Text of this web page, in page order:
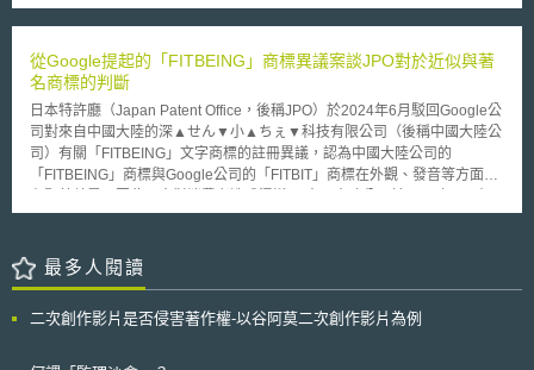
動通訊服務。
證自己的身分。 3.不儲存支付服務使用者的敏感支付資訊或個人化安全憑
範圍，無需適用支付服務指令。 PSD2亦授權EBA發布相關規定制定技
術門檻，包含強力的客戶身分認證以及通訊資訊標準。
文，包括民、刑事執行、邊境措施等，且因應數位化時代對智慧財產權保護
（section 5: Enforcement of Intellectual Property Rights in the Digital
Environment）。而ACTA協定文本尚須提交各簽約國政府或國會表決同意
的程序，方能生效。 以歐盟為例，儘管遭受歐盟境內廣大的批評聲
浪，歐盟國會於11月24日以驚險的半數通過爭議許久的「反仿冒貿易協定
(Anti-Counterfeiting Trade Agreement, ACTA) 」。歐盟國會宣稱，透過
ACTA協定的簽署，以國際合作的方式，將有助於解決現今猖獗的侵權問
題，以落實智慧財產權的保障。尤其是針對歐盟境內的地理標誌（如
“消毒“， ACTA協定的簽署前提是在符合歐盟現行法規的基礎上，並且不會
對歐盟人民的基本權、個人隱私權保障造成威脅。但包括電子通 訊傳播業
者（e-communications providers）、無疆界醫師組織等團體，都發表聲
從Google提起的「FITBEING」商標異議案談JPO對於近似與著
名商標的判斷
日本特許廳（Japan Patent Office，後稱JPO）於2024年6月駁回Google公
司對來自中國大陸的深▲せん▼小▲ちぇ▼科技有限公司（後稱中國大陸公
司）有關「FITBEING」文字商標的註冊異議，認為中國大陸公司的
「FITBEING」商標與Google公司的「FITBIT」商標在外觀、發音等方面存
本申請註冊「FITBEING」文字商標，指定於第14類的「鐘錶和計時儀器」
標與其於2018年註冊的「FITBIT」文字商標，在拼寫及發音上相似，並有
致相關消費者混淆誤認之可能，違反日本商標法第4條第1項第11款、第15
的「周知」標識，應具有排他性。 JPO指出，儘管「FITBEING」和
最多人閱讀
二次創作影片是否侵害著作權-以谷阿莫二次創作影片為例